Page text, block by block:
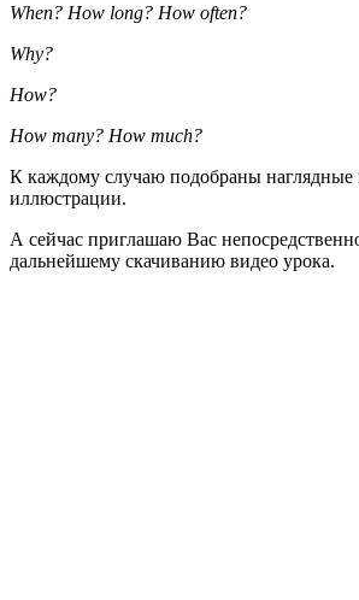
When? How long? How often?
Why?
How?
How many? How much?
К каждому случаю подобраны
иллюстрации.
А сейчас приглашаю Вас
дальнейшему скачиванию видео урока.